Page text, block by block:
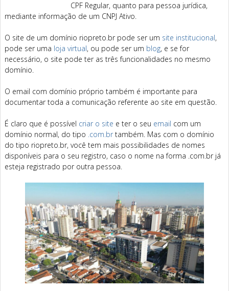
CPF Regular, quanto para pessoa jurídica,
mediante informação de um CNPJ Ativo.
O site de um domínio riopreto.br pode ser um site institucional,
pode ser uma loja virtual, ou pode ser um blog, e se for
necessário, o site pode ter as três funcionalidades no mesmo
domínio.
O email com domínio próprio também é importante para
documentar toda a comunicação referente ao site em questão.
É claro que é possível criar o site e ter o seu email com um
domínio normal, do tipo .com.br também. Mas com o domínio
do tipo riopreto.br, você tem mais possibilidades de nomes
disponíveis para o seu registro, caso o nome na forma .com.br já
esteja registrado por outra pessoa.